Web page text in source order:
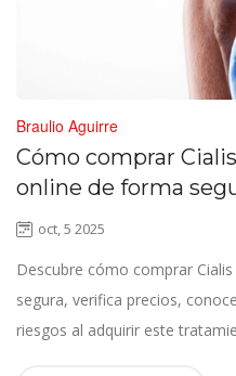
Braulio Aguirre
Cómo comprar
online de forma
oct, 5 2025
Descubre cómo comprar
segura, verifica precios,
riesgos al adquirir este